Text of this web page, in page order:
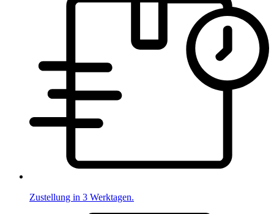
Zustellung in 3 Werktagen.